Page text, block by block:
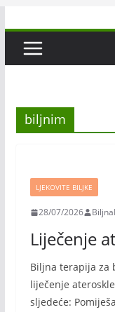
biljnim
LJEKOVITE BILJKE
28/07/2026
Liječenje
Biljna terapija za
liječenje
sljedeće: